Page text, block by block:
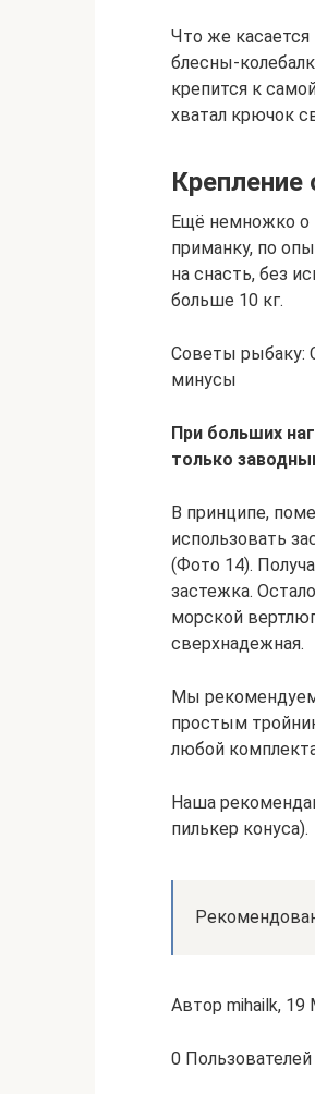
Что же
блесны-
крепится к
хватал крючок
Крепление
Ещё немножко о
приманку, по
на снасть, без
больше 10 кг.
Советы рыбаку:
минусы
При больших
только
В принципе,
использовать
(Фото 14).
застежка.
морской
сверхнадежная.
Мы рекомендуем
простым
любой
Наша
пилькер конуса).
Автор mihailk, 19
0